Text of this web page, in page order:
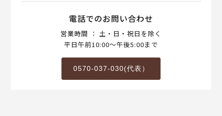
電話でのお問い合わせ
営業時間 ： 土・日・祝日を除く
平日午前10:00～午後5:00まで
0570-037-030(代表）